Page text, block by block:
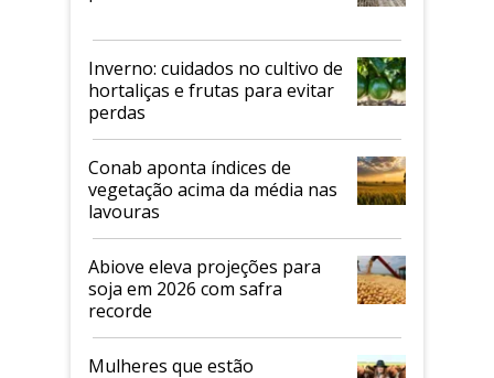
Inverno: cuidados no cultivo de
hortaliças e frutas para evitar
perdas
Conab aponta índices de
vegetação acima da média nas
lavouras
Abiove eleva projeções para
soja em 2026 com safra
recorde
Mulheres que estão